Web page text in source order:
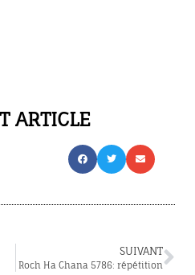
ARTICLE
SUIVANT
Roch Ha Chana 5786: répétition